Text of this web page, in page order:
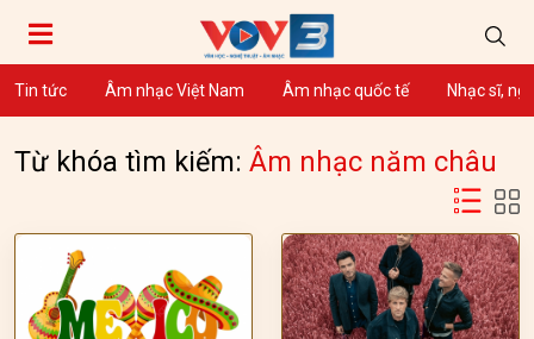
Tin tức Âm nhạc Việt Nam Âm nhạc quốc tế Nhạc sĩ,
Từ khóa tìm kiếm: Âm nhạc năm châu